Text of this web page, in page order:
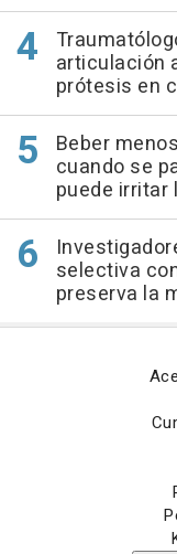
articulación
prótesis en
Beber
cuando se
puede irritar
selectiva
preserva la